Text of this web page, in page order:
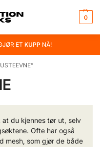
0
ETKUPP NÅ!
du kjennes tør ut, selv
Ofte har også
mesh, som gjør de både